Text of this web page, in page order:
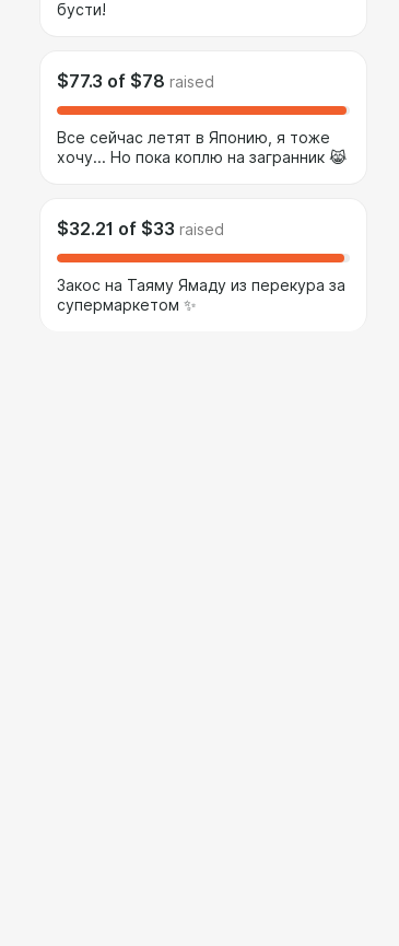
бусти!
$77.3 of $78 raised
Все сейчас летят в Японию, я тоже
хочу... Но пока коплю на загранник 😹
$32.21 of $33 raised
Закос на Таяму Ямаду из перекура за
супермаркетом ✨